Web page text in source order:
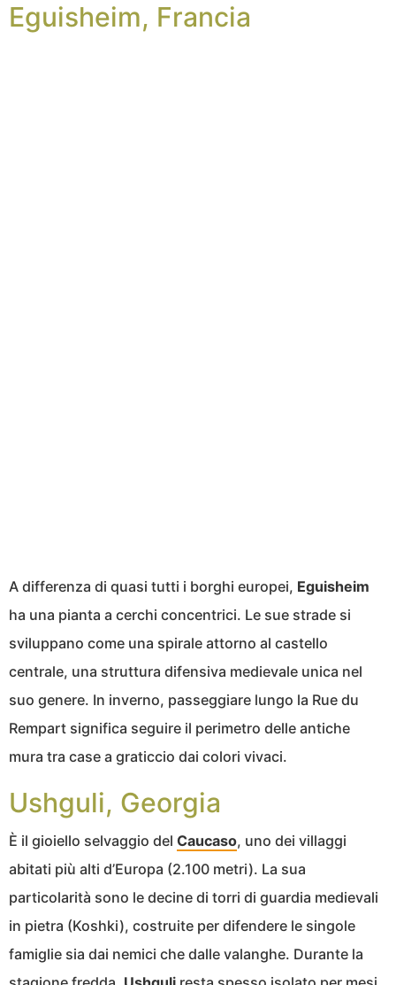
Eguisheim, Francia
A differenza di quasi tutti i borghi europei, Eguisheim
ha una pianta a cerchi concentrici. Le sue strade si
sviluppano come una spirale attorno al castello
centrale, una struttura difensiva medievale unica nel
suo genere. In inverno, passeggiare lungo la Rue du
Rempart significa seguire il perimetro delle antiche
mura tra case a graticcio dai colori vivaci.
Ushguli, Georgia
È il gioiello selvaggio del Caucaso, uno dei villaggi
abitati più alti d’Europa (2.100 metri). La sua
particolarità sono le decine di torri di guardia medievali
in pietra (Koshki), costruite per difendere le singole
famiglie sia dai nemici che dalle valanghe. Durante la